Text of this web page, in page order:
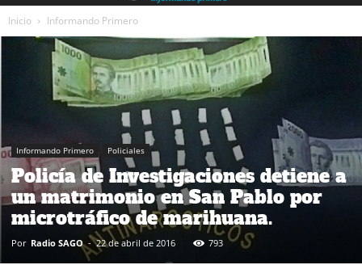
Inicio Informando Primero
Informando Primero Policiales
Policía de Investigaciones detiene a
un matrimonio en San Pablo por
microtráfico de marihuana.
Por Radio SAGO - 22 de abril de 2016 793